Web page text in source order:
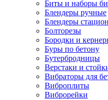
Биты и наборы
Блендеры ручные
Блендеры
Болторезы
Бородки и
Буры по бетону
Бутербродницы
Верстаки и
Вибраторы для
Виброплиты
Виброрейки